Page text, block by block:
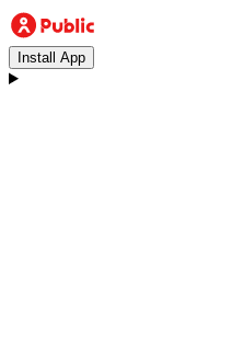
Install App